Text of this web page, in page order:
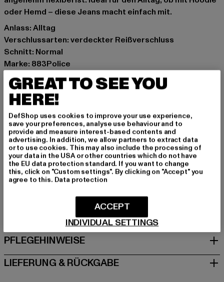
oder Hemd – diese Jeans macht einfach mit.
Anlass: Alltag
Verschlussarten: verdeckter Reißverschluss
Schnitt: Normal
Marke: 883Police
Kat.: Straight Fit Jeans
Farbe: grau
Hersteller Farbe: grey
Materialzusammensetzung: 92% Baumwolle, 6%
Polyester, 2% Elasthan
Art.Nr: 0008373-00111
Hersteller: Zabou House |Krishna@zabou.co.uk
Shelley Road, Ashton-on-Ribble | PR2 2ZH Lancashire |
GB
GRÖSSE & PASSFORM
PFLEGEHINWEISE
LIEFERUNG & RÜCKGABE
GREAT TO SEE YOU
HERE!
DefShop uses cookies to improve your use experience,
save your preferences, analyse use behaviour and to
provide and measure interest-based contents and
advertising. In addition, we allow partners to extract data
or to use cookies. This may also include the processing of
your data in the USA or other countries which do not have
the EU data protection standard. If you want to change
this, click on "Custom settings". By clicking on "Accept" you
agree to this. Data protection
INDIVIDUAL SETTINGS
ACCEPT